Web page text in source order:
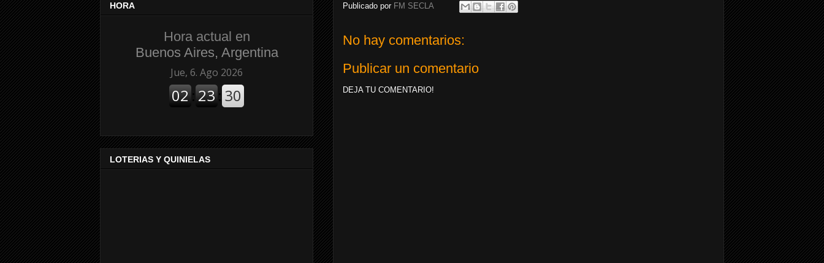
Publicado por FM SECLA
No hay comentarios:
Publicar un comentario
DEJA TU COMENTARIO!
HORA
Hora actual en
Buenos Aires, Argentina
LOTERIAS Y QUINIELAS